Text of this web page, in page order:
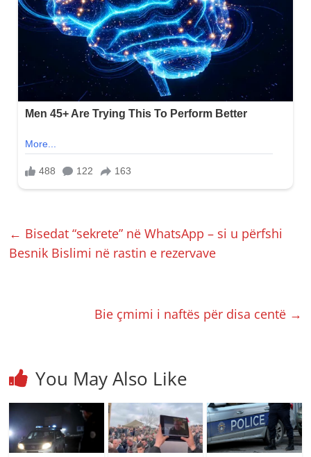
← Bisedat “sekrete” në WhatsApp – si u përfshi
Besnik Bislimi në rastin e rezervave
Bie çmimi i naftës për disa centë →
You May Also Like